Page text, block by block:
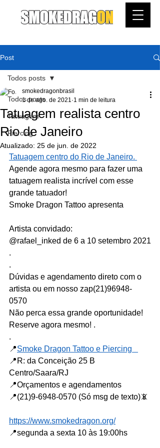
Post
Todos posts
Tatuagem
Piercing
Todos posts
Tatuagem realista centro
Rio de Janeiro
smokedragonbrasil
1 de ago. de 2021 1 min de leitura
Atualizado: 25 de jun. de 2022
Tatuagem centro do Rio de Janeiro.
Agende agora mesmo para fazer uma
tatuagem realista incrível com esse
grande tatuador!
Smoke Dragon Tattoo apresenta
Artista convidado:⠀
@rafael_inked de 6 a 10 setembro 2021
.⠀
.⠀
Dúvidas e agendamento direto com o
artista ou em nosso zap(21)96948-
0570⠀
Não perca essa grande oportunidade!⠀
Reserve agora mesmo! .⠀
.⠀
📍Smoke Dragon Tattoo e Piercing⠀
📍R: da Conceição 25 B
Centro/Saara/RJ⠀
📍Orçamentos e agendamentos⠀
📍(21)9-6948-0570 (Só msg de texto)📵
https://www.smokedragon.org/
📍segunda a sexta 10 às 19:00hs ⠀